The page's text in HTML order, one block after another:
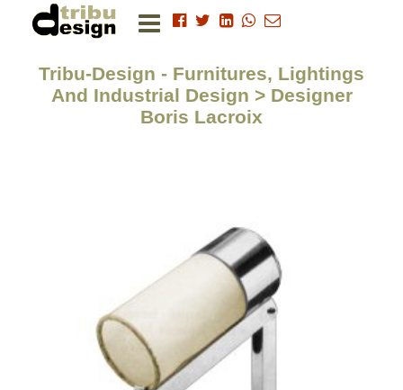
Tribu-Design - Furnitures, Lightings
And Industrial Design > Designer
Boris Lacroix